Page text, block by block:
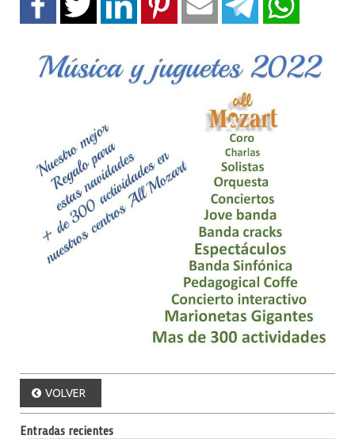
VOLVER
Entradas recientes